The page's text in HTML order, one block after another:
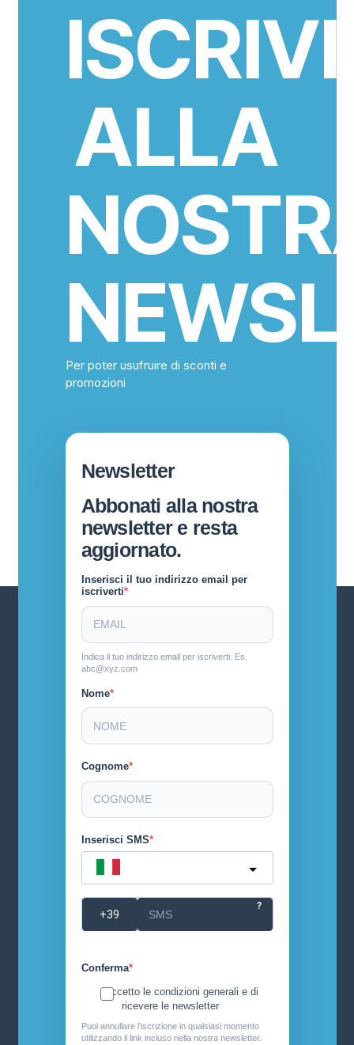
ALLA
Per poter usufruire di sconti e
promozioni
Newsletter
Abbonati alla nostra
newsletter e resta
aggiornato.
Inserisci il tuo indirizzo email per
iscriverti
Indica il tuo indirizzo email per iscriverti. Es.
abc@xyz.com
Nome
Cognome
Inserisci SMS
?
Conferma
Accetto le condizioni generali e di
ricevere le newsletter
Puoi annullare l'iscrizione in qualsiasi momento
utilizzando il link incluso nella nostra newsletter.